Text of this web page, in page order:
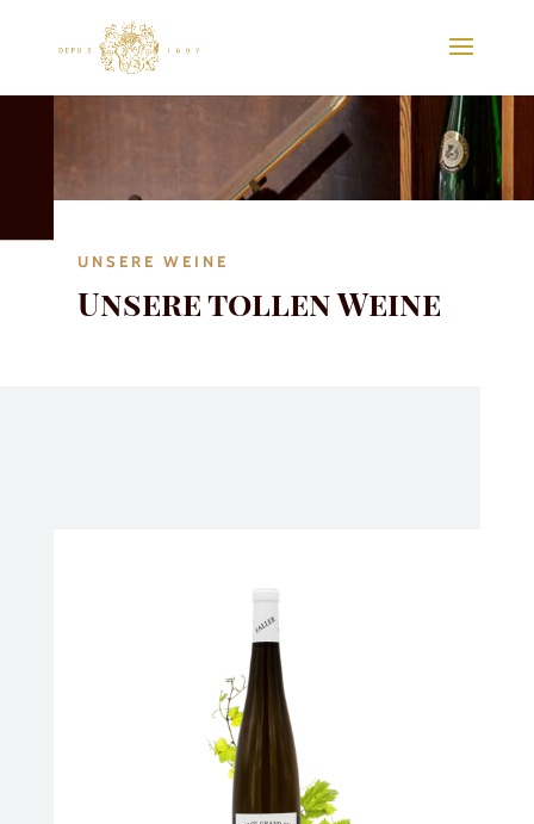
UNSERE WEINE
Unsere tollen Weine